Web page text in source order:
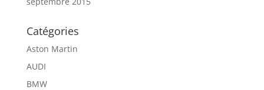
Catégories
Aston Martin
AUDI
BMW